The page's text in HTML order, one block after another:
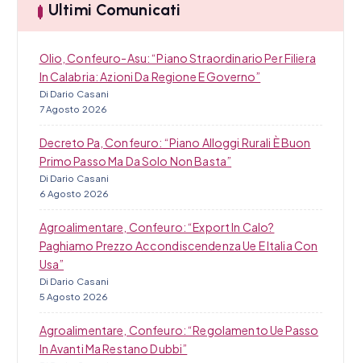
l
Ultimi Comunicati
Olio, Confeuro-Asu: “Piano Straordinario Per Filiera
In Calabria: Azioni Da Regione E Governo”
Di Dario Casani
7 Agosto 2026
Decreto Pa, Confeuro: “Piano Alloggi Rurali È Buon
Primo Passo Ma Da Solo Non Basta”
Di Dario Casani
6 Agosto 2026
Agroalimentare, Confeuro: “Export In Calo?
Paghiamo Prezzo Accondiscendenza Ue E Italia Con
Usa”
Di Dario Casani
5 Agosto 2026
Agroalimentare, Confeuro: “Regolamento Ue Passo
In Avanti Ma Restano Dubbi”